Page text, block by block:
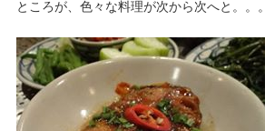
ところが、色々な料理が次から次へと。。。